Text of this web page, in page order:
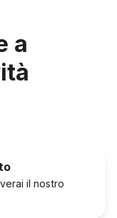
a
il nostro